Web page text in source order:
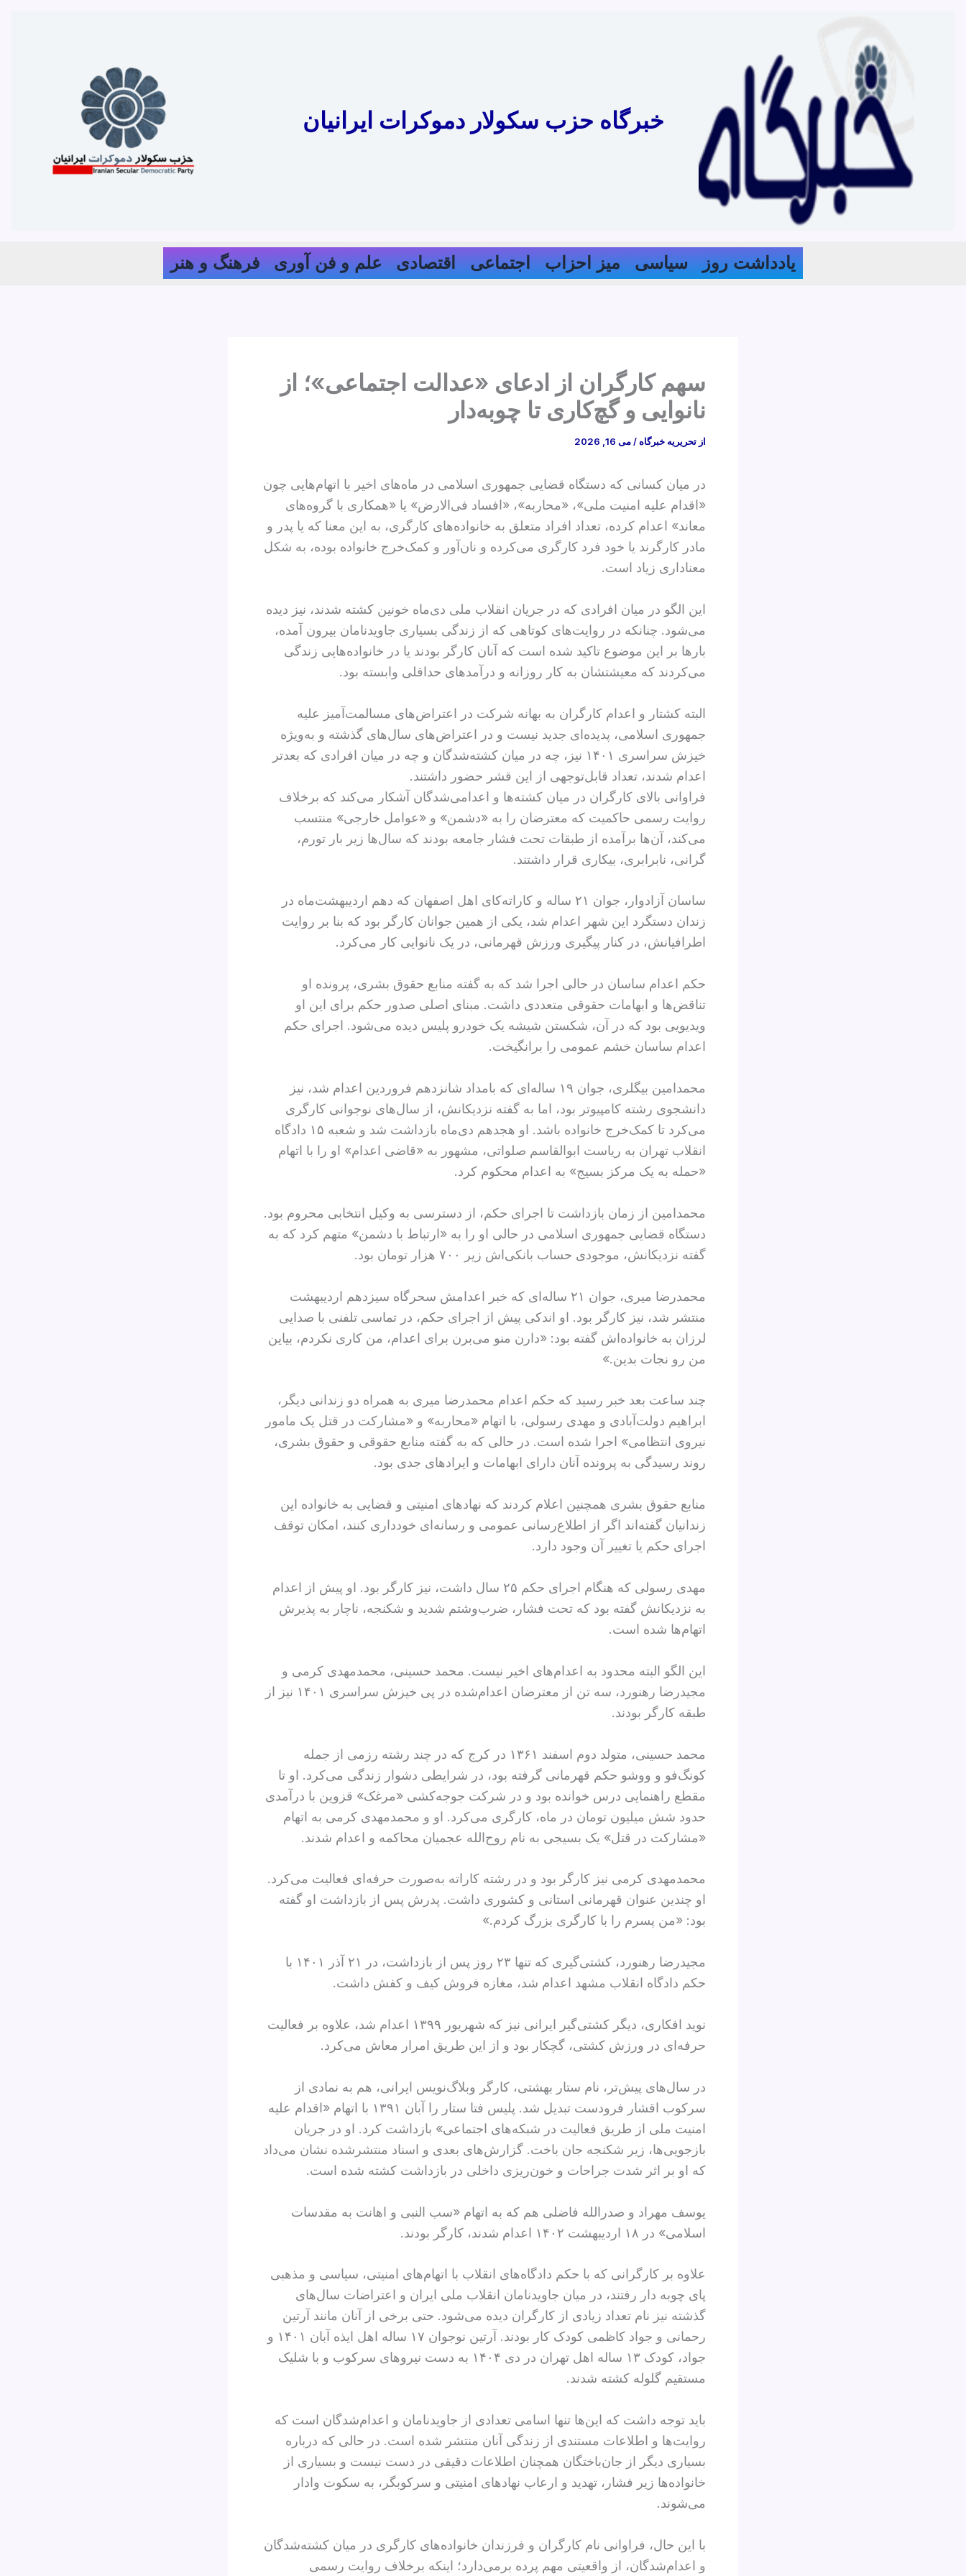
خبرگاه حزب سکولار دموکرات ایرانیان
یادداشت روز سیاسی میز احزاب اجتماعی اقتصادی علم و فن آوری فرهنگ و هنر
سهم کارگران از ادعای «عدالت اجتماعی»؛ از
نانوایی و گچ‌کاری تا چوبه‌دار
از تحریریه خبرگاه/می 16, 2026
در میان کسانی که دستگاه قضایی جمهوری اسلامی در ماه‌های اخیر با اتهام‌هایی چون
«اقدام علیه امنیت ملی»، «محاربه»، «افساد فی‌الارض» یا «همکاری با گروه‌های
معاند» اعدام کرده، تعداد افراد متعلق به خانواده‌های کارگری‌، به این معنا که یا پدر و
مادر کارگرند یا خود فرد کارگری می‌کرده و نان‌آور و کمک‌خرج خانواده بوده، به‌ شکل
معناداری زیاد است.
این الگو در میان افرادی که در جریان انقلاب ملی دی‌ماه خونین کشته شدند، نیز دیده
می‌شود. چنانکه در روایت‌های کوتاهی که از زندگی بسیاری جاویدنامان بیرون آمده،
بارها بر این موضوع تاکید شده است که آنان کارگر بودند یا در خانواده‌هایی زندگی
می‌کردند که معیشتشان به کار روزانه و درآمدهای حداقلی وابسته بود.
البته کشتار و اعدام کارگران به بهانه شرکت در اعتراض‌های مسالمت‌آمیز علیه
جمهوری اسلامی، پدیده‌ای جدید نیست و در اعتراض‌های سال‌های گذشته و به‌ویژه
خیزش سراسری ۱۴۰۱ نیز، چه در میان کشته‌شدگان و چه در میان افرادی که بعدتر
اعدام شدند، تعداد قابل‌توجهی از این قشر حضور داشتند.
فراوانی بالای کارگران در میان کشته‌‌ها و اعدامی‌‌شدگان آشکار می‌کند که برخلاف
روایت رسمی حاکمیت که معترضان را به «دشمن» و «عوامل خارجی» منتسب
می‌کند، آن‌ها برآمده از طبقات تحت فشار جامعه بودند که سال‌ها زیر بار تورم،
گرانی، نابرابری، بیکاری قرار داشتند.
ساسان آزادوار، جوان ۲۱ ساله و کاراته‌کای اهل اصفهان که دهم اردیبهشت‌ماه در
زندان دستگرد این شهر اعدام شد، یکی از همین جوانان کارگر بود که بنا بر روایت
اطرافیانش، در کنار پیگیری ورزش قهرمانی، در یک نانوایی کار می‌کرد.
حکم اعدام ساسان در حالی اجرا شد که به گفته منابع حقوق بشری، پرونده او
تناقض‌ها و ابهامات حقوقی متعددی داشت. مبنای اصلی صدور حکم برای این او
ویدیویی بود که در آن، شکستن شیشه یک خودرو پلیس دیده می‌شود. اجرای حکم
اعدام ساسان خشم عمومی را برانگیخت.
محمدامین بیگلری، جوان ۱۹ ساله‌ای که بامداد شانزدهم فروردین اعدام شد، نیز
دانشجوی رشته کامپیوتر بود، اما به گفته نزدیکانش، از سال‌های نوجوانی کارگری
می‌کرد تا کمک‌خرج خانواده باشد. او هجدهم دی‌ماه بازداشت شد و شعبه ۱۵ دادگاه
انقلاب تهران به ریاست ابوالقاسم صلواتی، مشهور به «قاضی اعدام» او را با اتهام
«حمله به یک مرکز بسیج» به اعدام محکوم کرد.
محمدامین از زمان بازداشت تا اجرای حکم، از دسترسی به وکیل انتخابی محروم بود.
دستگاه قضایی جمهوری اسلامی در حالی او را به «ارتباط با دشمن» متهم کرد که به
گفته نزدیکانش، موجودی حساب بانکی‌اش زیر ۷۰۰ هزار تومان بود.
محمدرضا میری، جوان ۲۱ ساله‌ای که خبر اعدامش سحرگاه سیزدهم اردیبهشت
منتشر شد، نیز کارگر بود. او اندکی پیش از اجرای حکم، در تماسی تلفنی با صدایی
لرزان به خانواده‌اش گفته بود: «دارن منو می‌برن برای اعدام، من کاری نکردم، بیاین
من رو نجات بدین.»
چند ساعت بعد خبر رسید که حکم اعدام محمدرضا میری به همراه دو زندانی دیگر،
ابراهیم دولت‌آبادی و مهدی رسولی، با اتهام «محاربه» و «مشارکت در قتل یک مامور
نیروی انتظامی» اجرا شده است. در حالی که به گفته منابع حقوقی و حقوق بشری،
روند رسیدگی به پرونده‌ آنان دارای ابهامات و ایرادهای جدی بود.
منابع حقوق بشری همچنین اعلام کردند که نهادهای امنیتی و قضایی به خانواده‌ این
زندانیان گفته‌اند اگر از اطلاع‌رسانی عمومی و رسانه‌ای خودداری کنند، امکان توقف
اجرای حکم یا تغییر آن وجود دارد.
مهدی رسولی که هنگام اجرای حکم ۲۵ سال داشت، نیز کارگر بود. او پیش از اعدام
به نزدیکانش گفته بود که تحت فشار، ضرب‌وشتم شدید و شکنجه، ناچار به پذیرش
اتهام‌ها شده است.
این الگو البته محدود به اعدام‌های اخیر نیست. محمد حسینی، محمدمهدی کرمی و
مجیدرضا رهنورد، سه تن از معترضان اعدام‌شده در پی خیزش سراسری ۱۴۰۱ نیز از
طبقه کارگر بودند.
محمد حسینی، متولد دوم اسفند ۱۳۶۱ در کرج که در چند رشته رزمی از جمله
کونگ‌فو و ووشو حکم قهرمانی گرفته بود، در شرایطی دشوار زندگی می‌کرد. او تا
مقطع راهنمایی درس خوانده بود و در شرکت جوجه‌کشی «مرغک» قزوین با درآمدی
حدود شش میلیون تومان در ماه، کارگری می‌کرد. او و محمدمهدی کرمی به اتهام
«مشارکت در قتل» یک بسیجی به نام روح‌الله عجمیان محاکمه و اعدام شدند.
محمدمهدی کرمی نیز کارگر بود و در رشته کاراته به‌صورت حرفه‌ای فعالیت می‌کرد.
او چندین عنوان قهرمانی استانی و کشوری داشت. پدرش پس از بازداشت او گفته
بود: «من پسرم را با کارگری بزرگ کردم.»
مجیدرضا رهنورد، کشتی‌گیری که تنها ۲۳ روز پس از بازداشت، در ۲۱ آذر ۱۴۰۱ با
حکم دادگاه انقلاب مشهد اعدام شد، مغازه فروش کیف و کفش داشت.
نوید افکاری، دیگر کشتی‌گیر ایرانی نیز که شهریور ۱۳۹۹ اعدام شد، علاوه بر فعالیت
حرفه‌ای در ورزش کشتی، گچکار بود و از این طریق امرار معاش می‌کرد.
در سال‌های پیش‌تر، نام ستار بهشتی، کارگر وبلاگ‌نویس ایرانی، هم به نمادی از
سرکوب اقشار فرودست تبدیل شد. پلیس فتا ستار را آبان‌ ۱۳۹۱ با اتهام «اقدام علیه
امنیت ملی از طریق فعالیت در شبکه‌های اجتماعی» بازداشت کرد. او در جریان
بازجویی‌ها، زیر شکنجه جان باخت. گزارش‌های بعدی و اسناد منتشرشده نشان می‌داد
که او بر اثر شدت جراحات و خون‌ریزی داخلی در بازداشت کشته شده است.
یوسف مهراد و صدرالله فاضلی هم که به اتهام «سب النبی و اهانت به مقدسات
اسلامی» در ۱۸ اردیبهشت ۱۴۰۲ اعدام شدند، کارگر بودند.
علاوه بر کارگرانی که با حکم دادگاه‌های انقلاب با اتهام‌های امنیتی، سیاسی و مذهبی
پای چوبه دار رفتند، در میان جاویدنامان انقلاب ملی ایران و اعتراضات سال‌های
گذشته نیز نام تعداد زیادی از کارگران دیده می‌شود. حتی برخی از آنان مانند آرتین
رحمانی و جواد کاظمی کودک کار بودند. آرتین نوجوان ۱۷ ساله اهل ایذه آبان ۱۴۰۱ و
جواد، کودک ۱۳ ساله اهل تهران در دی ۱۴۰۴ به دست نیروهای سرکوب و با شلیک
مستقیم گلوله کشته شدند.
باید توجه داشت که این‌ها تنها اسامی تعدادی از جاویدنامان و اعدام‌شدگان است که
روایت‌ها و اطلاعات مستندی از زندگی آنان منتشر شده است. در حالی‌ که درباره
بسیاری دیگر از جان‌باختگان همچنان اطلاعات دقیقی در دست نیست و بسیاری از
خانواده‌ها زیر فشار، تهدید و ارعاب نهادهای امنیتی و سرکوبگر، به سکوت وادار
می‌شوند.
با این حال، فراوانی نام کارگران و فرزندان خانواده‌های کارگری در میان کشته‌شدگان
و اعدام‌شدگان، از واقعیتی مهم پرده برمی‌دارد؛ اینکه برخلاف روایت رسمی